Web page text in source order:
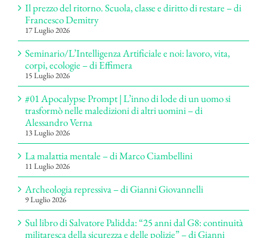
Il prezzo del ritorno. Scuola, classe e diritto di restare – di
Francesco Demitry
17 Luglio 2026
Seminario/L’Intelligenza Artificiale e noi: lavoro, vita,
corpi, ecologie – di Effimera
15 Luglio 2026
#01 Apocalypse Prompt | L’inno di lode di un uomo si
trasformò nelle maledizioni di altri uomini – di
Alessandro Verna
13 Luglio 2026
La malattia mentale – di Marco Ciambellini
11 Luglio 2026
Archeologia repressiva – di Gianni Giovannelli
9 Luglio 2026
Sul libro di Salvatore Palidda: “25 anni dal G8: continuità
militaresca della sicurezza e delle polizie” – di Gianni